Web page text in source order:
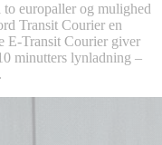
europaller og mulighed
Transit Courier en
E-Transit Courier giver
minutters lynladning –